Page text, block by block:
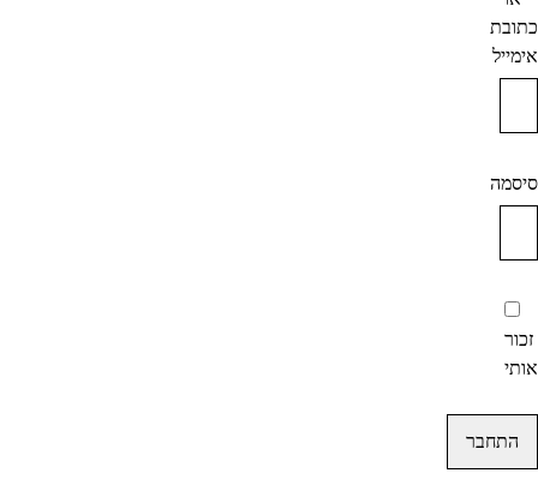
כתובת
אימייל
סיסמה
זכור
אותי